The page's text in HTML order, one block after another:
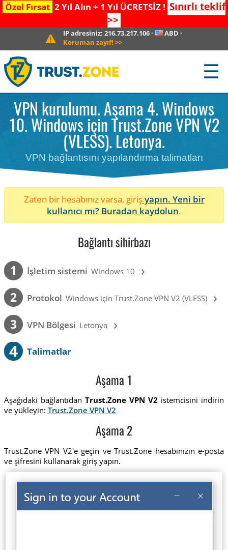
Özel Fırsat 2 Yıl Alın + 1 Yıl ÜCRETSİZ ! Sınırlı teklif
>>
IP adresiniz:216.73.217.106 · ABD ·
Koruman zayıf! >>
☰
VPN kurulumu. Aşama 4. Windows
10. Windows için Trust.Zone VPN V2
(VLESS). Letonya.
VPN bağlantısını yapılandırma talimatları
Zaten bir hesabınız varsa, girişyapın. Yeni bir
kullanıcı mı? Buradan kaydolun.
Bağlantı sihirbazı
1 İşletim sistemi Windows 10 ›
2 Protokol Windows için Trust.Zone VPN V2 (VLESS) ›
3 VPN Bölgesi Letonya ›
4 Talimatlar
Aşama 1
Aşağıdaki bağlantıdan Trust.Zone VPN V2 istemcisini indirin
ve yükleyin: Trust.Zone VPN V2
Aşama 2
Trust.Zone VPN V2'e geçin ve Trust.Zone hesabınızın e-posta
ve şifresini kullanarak giriş yapın.